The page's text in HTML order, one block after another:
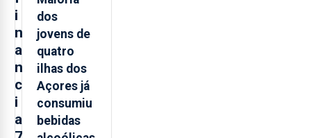
i
n
a
n
c
i
a
dos
jovens de
quatro
ilhas dos
Açores já
consumiu
bebidas